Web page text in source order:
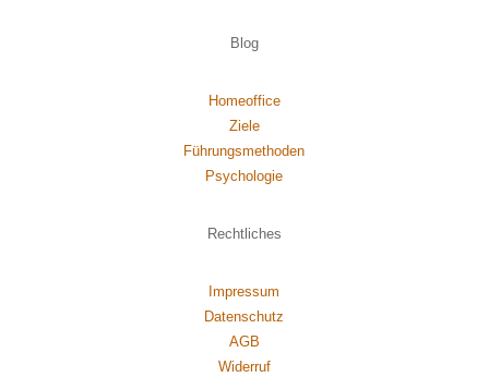
Blog
Homeoffice
Ziele
Führungsmethoden
Psychologie
Rechtliches
Impressum
Datenschutz
AGB
Widerruf